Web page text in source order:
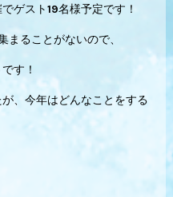
ゲスト19名様予定です！
まることがないので、
す！
、今年はどんなことをする